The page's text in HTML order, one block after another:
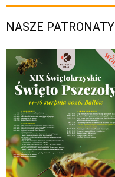
NASZE PATRONATY